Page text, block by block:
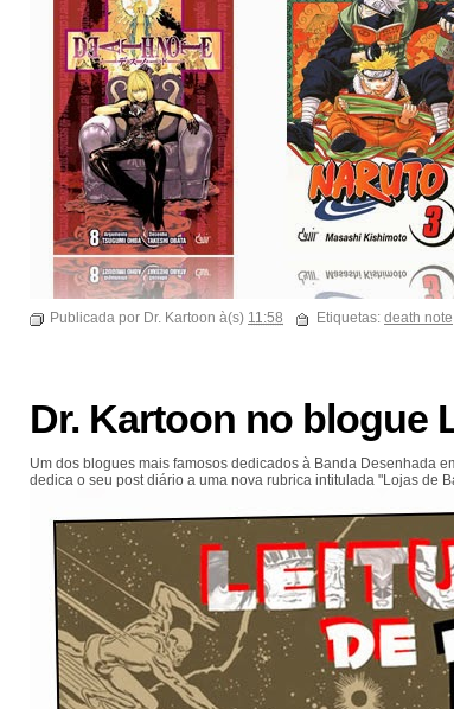
Publicada por Dr. Kartoon à(s) 11:58 Etiquetas: death note
Dr. Kartoon no blogue
Um dos blogues mais famosos dedicados à Banda Desenhada
dedica o seu post diário a uma nova rubrica intitulada "Lojas de